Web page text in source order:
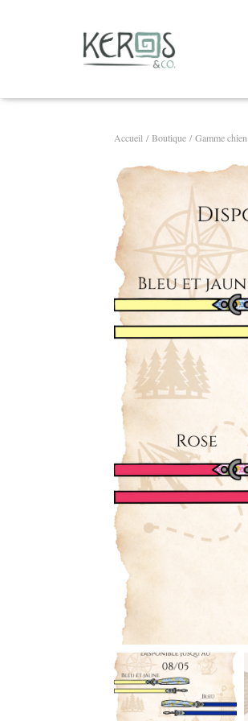
Accueil /Boutique /Gamme chien